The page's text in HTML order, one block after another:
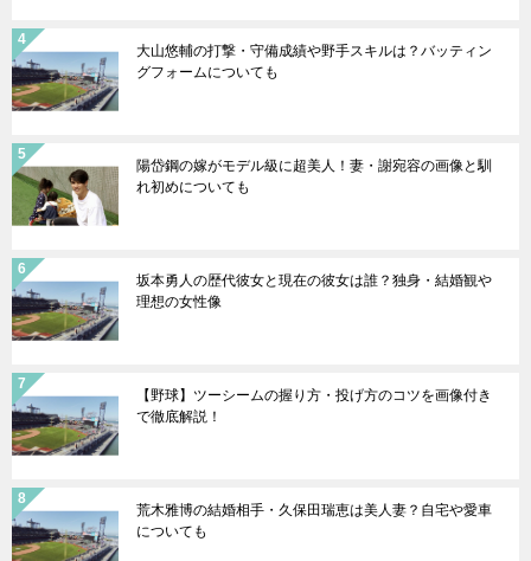
大山悠輔の打撃・守備成績や野手スキルは？バッティン
グフォームについても
陽岱鋼の嫁がモデル級に超美人！妻・謝宛容の画像と馴
れ初めについても
坂本勇人の歴代彼女と現在の彼女は誰？独身・結婚観や
理想の女性像
【野球】ツーシームの握り方・投げ方のコツを画像付き
で徹底解説！
荒木雅博の結婚相手・久保田瑞恵は美人妻？自宅や愛車
についても